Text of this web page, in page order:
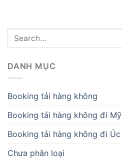
DANH MỤC
Booking tải hàng không
Booking tải hàng không đi Mỹ
Booking tải hàng không đi Úc
Chưa phân loại